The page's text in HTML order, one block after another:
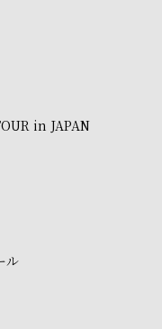
in JAPAN
ル